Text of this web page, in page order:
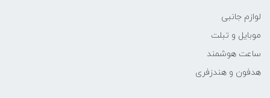
لوازم جانبی
موبایل و تبلت
ساعت هوشمند
هدفون و هندزفری